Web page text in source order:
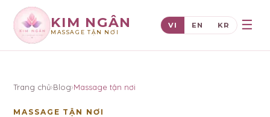
KIM NGÂN
MASSAGE TẬN NƠI
VI EN KR ☰
Trang chủ›Blog›Massage tận nơi
MASSAGE TẬN NƠI